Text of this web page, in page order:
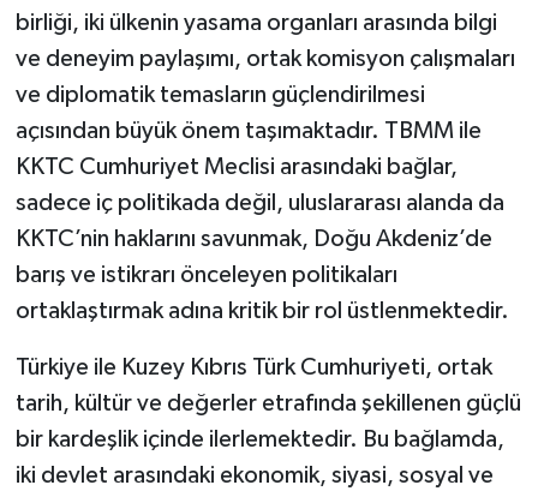
birliği, iki ülkenin yasama organları arasında bilgi
ve deneyim paylaşımı, ortak komisyon çalışmaları
ve diplomatik temasların güçlendirilmesi
açısından büyük önem taşımaktadır. TBMM ile
KKTC Cumhuriyet Meclisi arasındaki bağlar,
sadece iç politikada değil, uluslararası alanda da
KKTC’nin haklarını savunmak, Doğu Akdeniz’de
barış ve istikrarı önceleyen politikaları
ortaklaştırmak adına kritik bir rol üstlenmektedir.
Türkiye ile Kuzey Kıbrıs Türk Cumhuriyeti, ortak
tarih, kültür ve değerler etrafında şekillenen güçlü
bir kardeşlik içinde ilerlemektedir. Bu bağlamda,
iki devlet arasındaki ekonomik, siyasi, sosyal ve